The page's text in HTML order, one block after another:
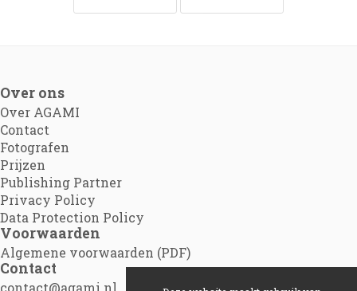
Over ons
Over AGAMI
Contact
Fotografen
Prijzen
Publishing Partner
Privacy Policy
Data Protection Policy
Voorwaarden
Algemene voorwaarden (PDF)
Contact
contact@agami.nl